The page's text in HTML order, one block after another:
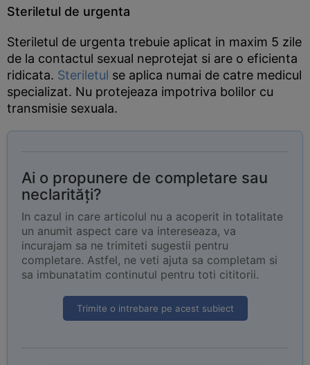
Steriletul de urgenta
Steriletul de urgenta trebuie aplicat in maxim 5 zile
de la contactul sexual neprotejat si are o eficienta
ridicata. Steriletul se aplica numai de catre medicul
specializat. Nu protejeaza impotriva bolilor cu
transmisie sexuala.
Ai o propunere de completare sau
neclarități?
In cazul in care articolul nu a acoperit in totalitate
un anumit aspect care va intereseaza, va
incurajam sa ne trimiteti sugestii pentru
completare. Astfel, ne veti ajuta sa completam si
sa imbunatatim continutul pentru toti cititorii.
Trimite o intrebare pe acest subiect